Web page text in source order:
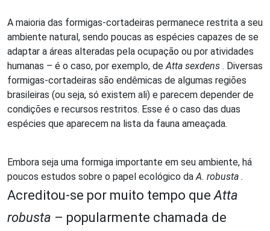
A maioria das formigas-cortadeiras permanece restrita a seu
ambiente natural, sendo poucas as espécies capazes de se
adaptar a áreas alteradas pela ocupação ou por atividades
humanas – é o caso, por exemplo, deAtta sexdens . Diversas
formigas-cortadeiras são endêmicas de algumas regiões
brasileiras (ou seja, só existem ali) e parecem depender de
condições e recursos restritos. Esse é o caso das duas
espécies que aparecem na lista da fauna ameaçada.
Embora seja uma formiga importante em seu ambiente, há
poucos estudos sobre o papel ecológico daA. robusta .
Acreditou-se por muito tempo queAtta
robusta – popularmente chamada de